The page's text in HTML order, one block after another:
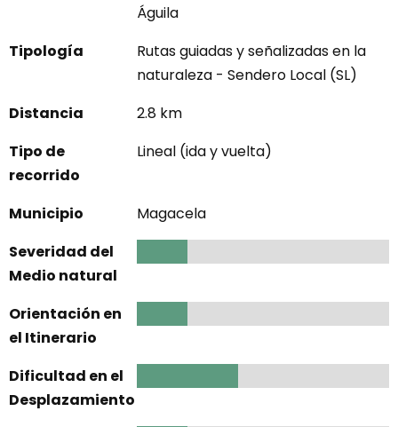
Águila
Tipología
Rutas guiadas y señalizadas en la
naturaleza - Sendero Local (SL)
Municipio Magacela
Tipo de
recorrido
Lineal (ida y vuelta)
Distancia 2.8 km
Severidad del
Medio natural
Orientación en
el Itinerario
Dificultad en el
Desplazamiento